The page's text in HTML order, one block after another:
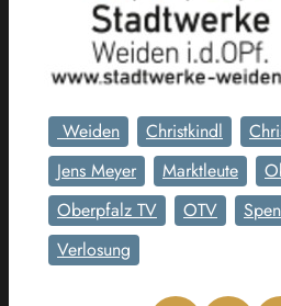
Weiden Christkindl
Jens Meyer
Marktleute
Oberpfalz TV
OTV
Verlosung